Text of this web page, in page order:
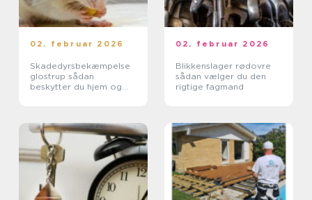
02. februar 2026
Skadedyrsbekæmpelse
glostrup sådan
beskytter du hjem og
02. februar 2026
Blikkenslager rødovre
sådan vælger du den
rigtige fagmand